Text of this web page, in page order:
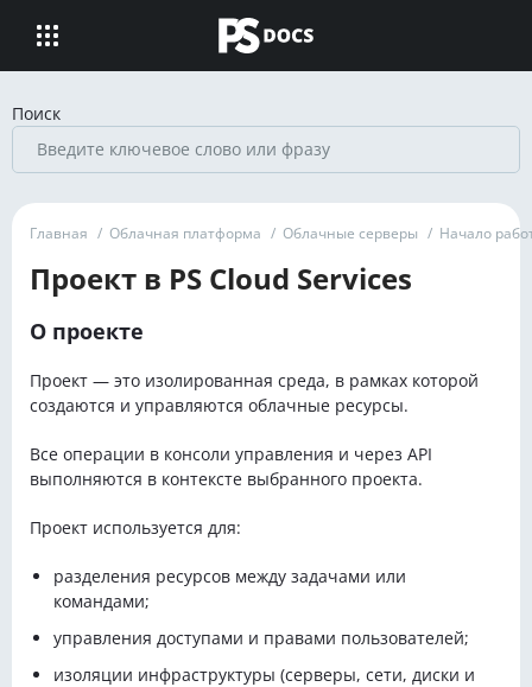
Поиск
Главная / Облачная платформа / Облачные серверы / Начало
Проект в PS Cloud Services
О проекте
Проект — это изолированная среда, в рамках которой
создаются и управляются облачные ресурсы.
Все операции в консоли управления и через API
выполняются в контексте выбранного проекта.
Проект используется для:
разделения ресурсов между задачами или
командами;
управления доступами и правами пользователей;
изоляции инфраструктуры (серверы, сети, диски и